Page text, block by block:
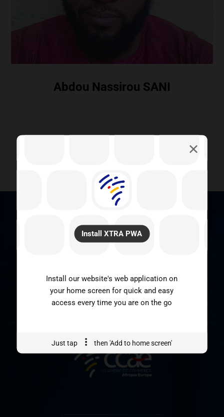
Install XTRA PWA
Install our website's web application on
your home screen for quick and easy
access every time you are on the go
Just tap then 'Add to home screen'
Abdou Nassirou SANI
SOUSCRIVEZ A NOTRE
NEWSLETTER
SOUSCRIRE